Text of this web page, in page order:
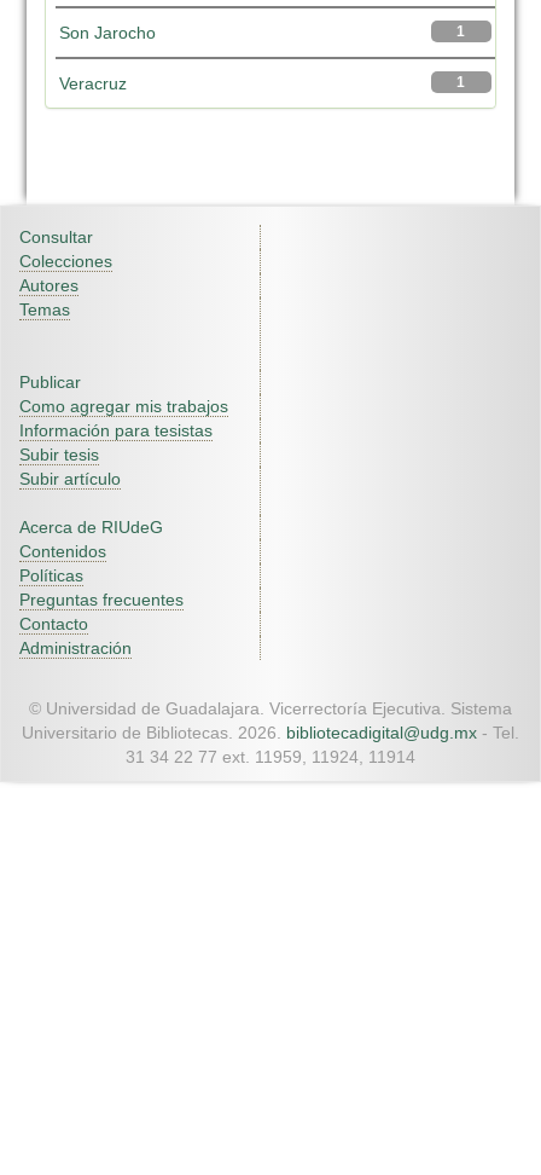
1
Son Jarocho
1
Veracruz
Consultar
Colecciones
Autores
Temas
Publicar
Como agregar mis trabajos
Información para tesistas
Subir tesis
Subir artículo
Acerca de RIUdeG
Contenidos
Políticas
Preguntas frecuentes
Contacto
Administración
© Universidad de Guadalajara. Vicerrectoría Ejecutiva. Sistema
Universitario de Bibliotecas. 2026. bibliotecadigital@udg.mx - Tel.
31 34 22 77 ext. 11959, 11924, 11914